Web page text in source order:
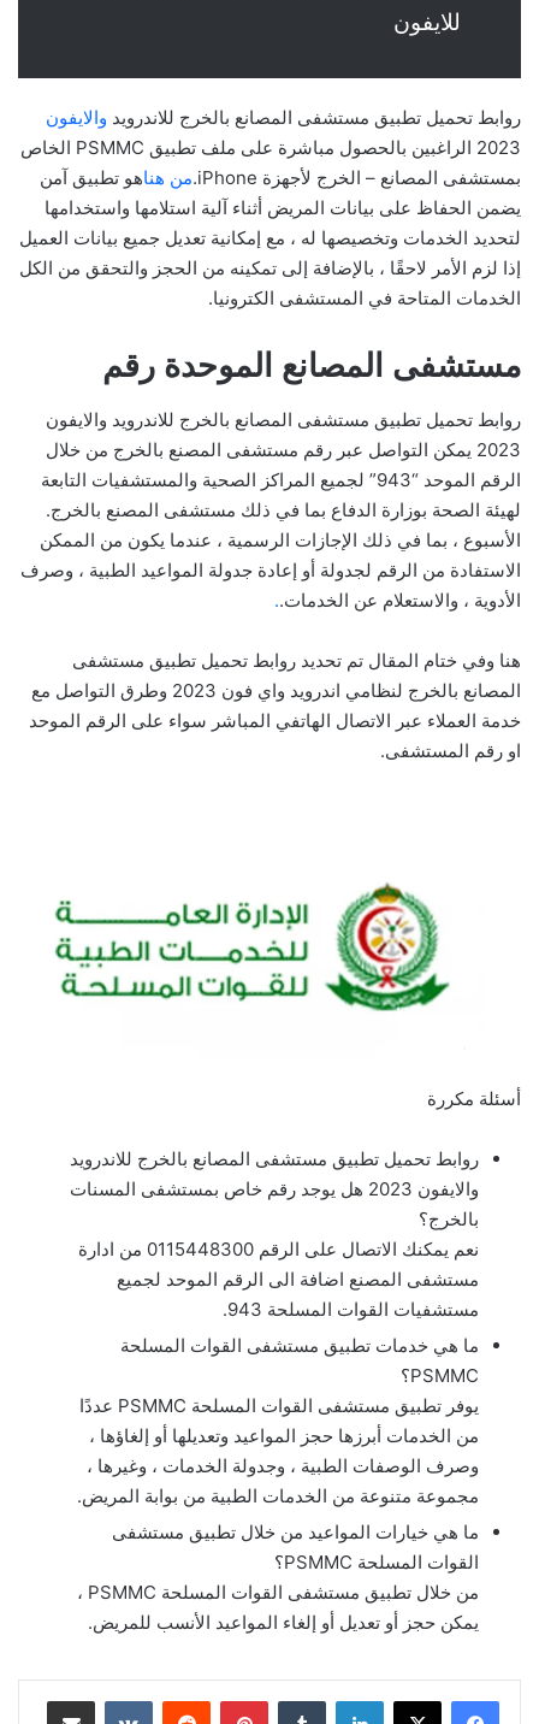
للايفون
روابط تحميل تطبيق مستشفى المصانع بالخرج للاندرويد والايفون
2023 الراغبين بالحصول مباشرة على ملف تطبيق PSMMC الخاص
بمستشفى المصانع – الخرج لأجهزة iPhone.
من هناهو تطبيق آمن
يضمن الحفاظ على بيانات المريض أثناء آلية استلامها واستخدامها
لتحديد الخدمات وتخصيصها له ، مع إمكانية تعديل جميع بيانات العميل
إذا لزم الأمر لاحقًا ، بالإضافة إلى تمكينه من الحجز والتحقق من الكل
الخدمات المتاحة في المستشفى الكترونيا.
مستشفى المصانع الموحدة رقم
روابط تحميل تطبيق مستشفى المصانع بالخرج للاندرويد والايفون
2023 يمكن التواصل عبر رقم مستشفى المصنع بالخرج من خلال
الرقم الموحد “943” لجميع المراكز الصحية والمستشفيات التابعة
لهيئة الصحة بوزارة الدفاع بما في ذلك مستشفى المصنع بالخرج.
الأسبوع ، بما في ذلك الإجازات الرسمية ، عندما يكون من الممكن
الاستفادة من الرقم لجدولة أو إعادة جدولة المواعيد الطبية ، وصرف
الأدوية ، والاستعلام عن الخدمات..
هنا وفي ختام المقال تم تحديد روابط تحميل تطبيق مستشفى
المصانع بالخرج لنظامي اندرويد واي فون 2023 وطرق التواصل مع
خدمة العملاء عبر الاتصال الهاتفي المباشر سواء على الرقم الموحد
او رقم المستشفى.
أسئلة مكررة
روابط تحميل تطبيق مستشفى المصانع بالخرج للاندرويد
والايفون 2023 هل يوجد رقم خاص بمستشفى المسنات
بالخرج؟
نعم يمكنك الاتصال على الرقم 0115448300 من ادارة
مستشفى المصنع اضافة الى الرقم الموحد لجميع
مستشفيات القوات المسلحة 943.
ما هي خدمات تطبيق مستشفى القوات المسلحة
PSMMC؟
يوفر تطبيق مستشفى القوات المسلحة PSMMC عددًا
من الخدمات أبرزها حجز المواعيد وتعديلها أو إلغاؤها ،
وصرف الوصفات الطبية ، وجدولة الخدمات ، وغيرها ،
مجموعة متنوعة من الخدمات الطبية من بوابة المريض.
ما هي خيارات المواعيد من خلال تطبيق مستشفى
القوات المسلحة PSMMC؟
من خلال تطبيق مستشفى القوات المسلحة PSMMC ،
يمكن حجز أو تعديل أو إلغاء المواعيد الأنسب للمريض.
لينكدإن بينتيريست مشاركة عبر البريد